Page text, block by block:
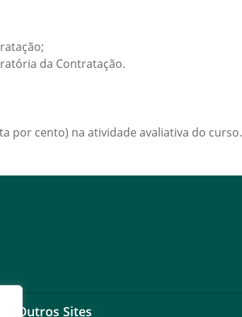
da Contratação.
por cento) na atividade avaliativa do curso.
Outros Sites